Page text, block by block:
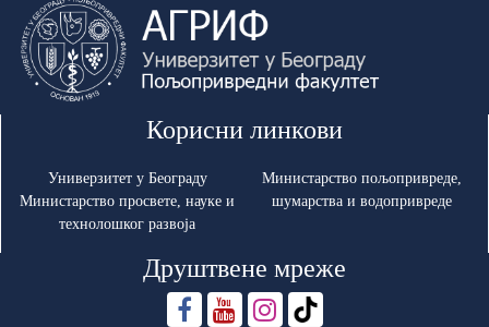
Корисни линкови
Универзитет у Београду
Министарство просвете, науке и
технолошког развоја
Министарство пољопривреде,
шумарства и водопривреде
Друштвене мреже